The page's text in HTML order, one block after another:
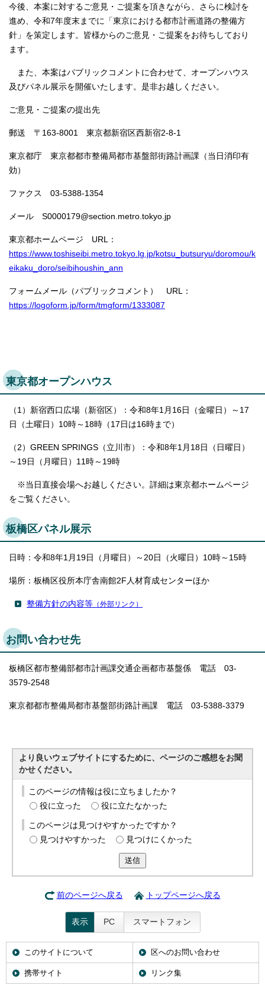
今後、本案に対するご意見・ご提案を頂きながら、さらに検討を
進め、令和7年度末までに「東京における都市計画道路の整備方
針」を策定します。皆様からのご意見・ご提案をお待ちしており
ます。
また、本案はパブリックコメントに合わせて、オープンハウス
及びパネル展示を開催いたします。是非お越しください。
ご意見・ご提案の提出先
郵送 〒163-8001 東京都新宿区西新宿2-8-1
東京都庁 東京都都市整備局都市基盤部街路計画課（当日消印有
効）
ファクス 03-5388-1354
メール S0000179@section.metro.tokyo.jp
東京都ホームページ URL：
https://www.toshiseibi.metro.tokyo.lg.jp/kotsu_butsuryu/doromou/k
eikaku_doro/seibihoushin_ann
フォームメール（パブリックコメント） URL：
https://logoform.jp/form/tmgform/1333087
東京都オープンハウス
（1）新宿西口広場（新宿区）：令和8年1月16日（金曜日）～17
日（土曜日）10時～18時（17日は16時まで）
（2）GREEN SPRINGS（立川市）：令和8年1月18日（日曜日）
～19日（月曜日）11時～19時
※当日直接会場へお越しください。詳細は東京都ホームページ
をご覧ください。
板橋区パネル展示
日時：令和8年1月19日（月曜日）～20日（火曜日）10時～15時
場所：板橋区役所本庁舎南館2F人材育成センターほか
整備方針の内容等 （外部リンク）
お問い合わせ先
板橋区都市整備部都市計画課交通企画都市基盤係 電話 03-
3579-2548
東京都都市整備局都市基盤部街路計画課 電話 03-5388-3379
より良いウェブサイトにするために、ページのご感想をお聞
かせください。
このページの情報は役に立ちましたか？
役に立った
役に立たなかった
このページは見つけやすかったですか？
見つけやすかった
見つけにくかった
送信
前のページへ戻る トップページへ戻る
表示 PC スマートフォン
このサイトについて 区へのお問い合わせ
携帯サイト リンク集